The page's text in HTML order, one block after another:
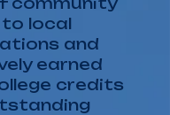
local
and
earned
credits